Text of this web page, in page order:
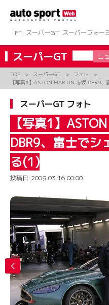
ツ
へ
ス
キ
プ
F1 スーパーGT スーパーフォー
スーパーGT ニ
TOP スーパーGT
フォト
【写真1】ASTON MARTIN 赤坂 DBR9
スーパーGT フォト
【写真1】
DBR9、富士でシ
る(1)
投稿日: 2009.03.16 00:00